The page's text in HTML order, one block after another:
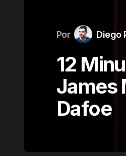
Por Diego
12
James
Dafoe